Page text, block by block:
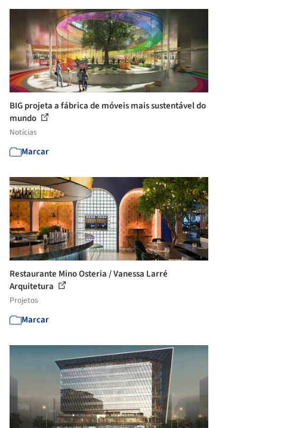
BIG projeta a fábrica de móveis mais sustentável do
mundo
Notícias
Marcar
Restaurante Mino Osteria / Vanessa Larré
Arquitetura
Projetos
Marcar